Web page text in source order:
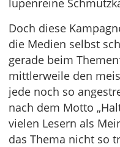
lupenreine
Doch diese
die Medien selbst
gerade beim
mittlerweile den
jede noch so
nach dem Motto
vielen Lesern als
das Thema nicht so